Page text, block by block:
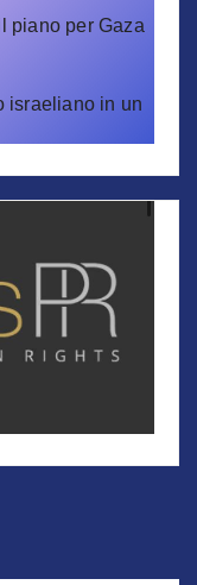
piano per Gaza
israeliano in un